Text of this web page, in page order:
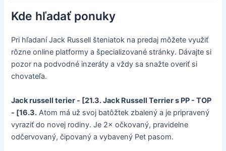
Kde hľadať ponuky
Pri hľadaní Jack Russell šteniatok na predaj môžete využiť
rôzne online platformy a špecializované stránky. Dávajte si
pozor na podvodné inzeráty a vždy sa snažte overiť si
chovateľa.
Jack russell terier - [21.3. Jack Russell Terrier s PP - TOP
- [16.3. Atom má už svoj batôžtek zbalený a je pripravený
vyraziť do novej rodiny. Je 2× očkovaný, pravidelne
odčervovaný, čipovaný a vybavený Pet pasom.